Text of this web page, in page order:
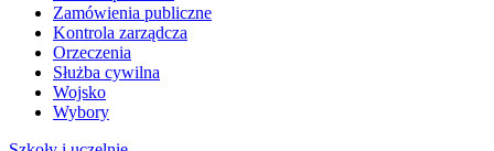
Zamówienia publiczne
Kontrola zarządcza
Orzeczenia
Służba cywilna
Wojsko
Wybory